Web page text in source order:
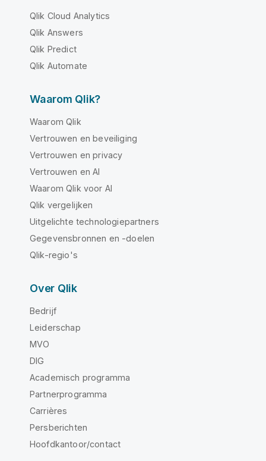
Qlik Cloud Analytics
Qlik Answers
Qlik Predict
Qlik Automate
Waarom Qlik?
Waarom Qlik
Vertrouwen en beveiliging
Vertrouwen en privacy
Vertrouwen en AI
Waarom Qlik voor AI
Qlik vergelijken
Uitgelichte technologiepartners
Gegevensbronnen en -doelen
Qlik-regio's
Over Qlik
Bedrijf
Leiderschap
MVO
DIG
Academisch programma
Partnerprogramma
Carrières
Persberichten
Hoofdkantoor/contact